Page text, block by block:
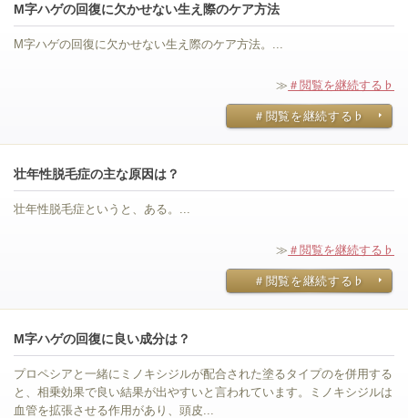
M字ハゲの回復に欠かせない生え際のケア方法
M字ハゲの回復に欠かせない生え際のケア方法。...
≫ ＃閲覧を継続する♭
＃閲覧を継続する♭
壮年性脱毛症の主な原因は？
壮年性脱毛症というと、ある。...
≫ ＃閲覧を継続する♭
＃閲覧を継続する♭
M字ハゲの回復に良い成分は？
プロペシアと一緒にミノキシジルが配合された塗るタイプのを併用する
と、相乗効果で良い結果が出やすいと言われています。ミノキシジルは
血管を拡張させる作用があり、頭皮...